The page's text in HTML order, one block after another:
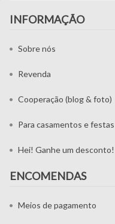
INFORMAÇÃO
Sobre nós
Revenda
Cooperação (blog & foto)
Para casamentos e festas
Hei! Ganhe um desconto!
ENCOMENDAS
Meios de pagamento